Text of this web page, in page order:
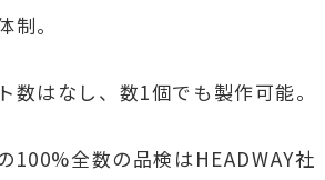
。
数はなし、数1個でも製作可能。
100%全数の品検はHEADWAY社